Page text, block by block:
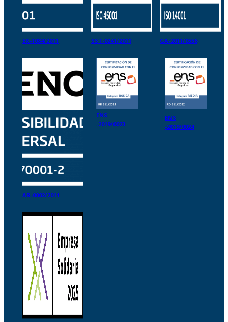
ER-1084/2011 SST-0241/2011 GA-2011/0556
AR-0002/2011
ENS
-2019/0023
ENS
-2019/0024